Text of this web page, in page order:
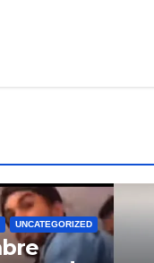
UNCATEGORIZED